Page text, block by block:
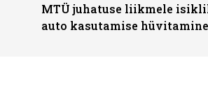
MTÜ juhatuse liikmele
auto kasutamise hüvitamine